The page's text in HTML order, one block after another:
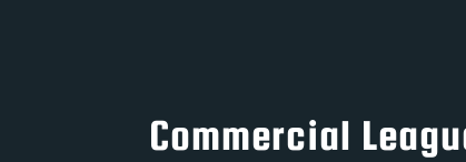
Commercial